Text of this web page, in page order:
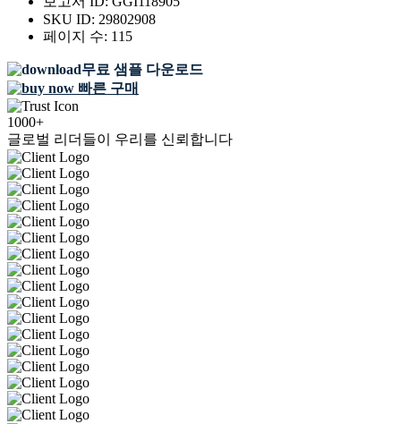
SKU ID: 29802908
페이지 수: 115
무료 샘플 다운로드
빠른 구매
1000+
글로벌 리더들이 우리를 신뢰합니다